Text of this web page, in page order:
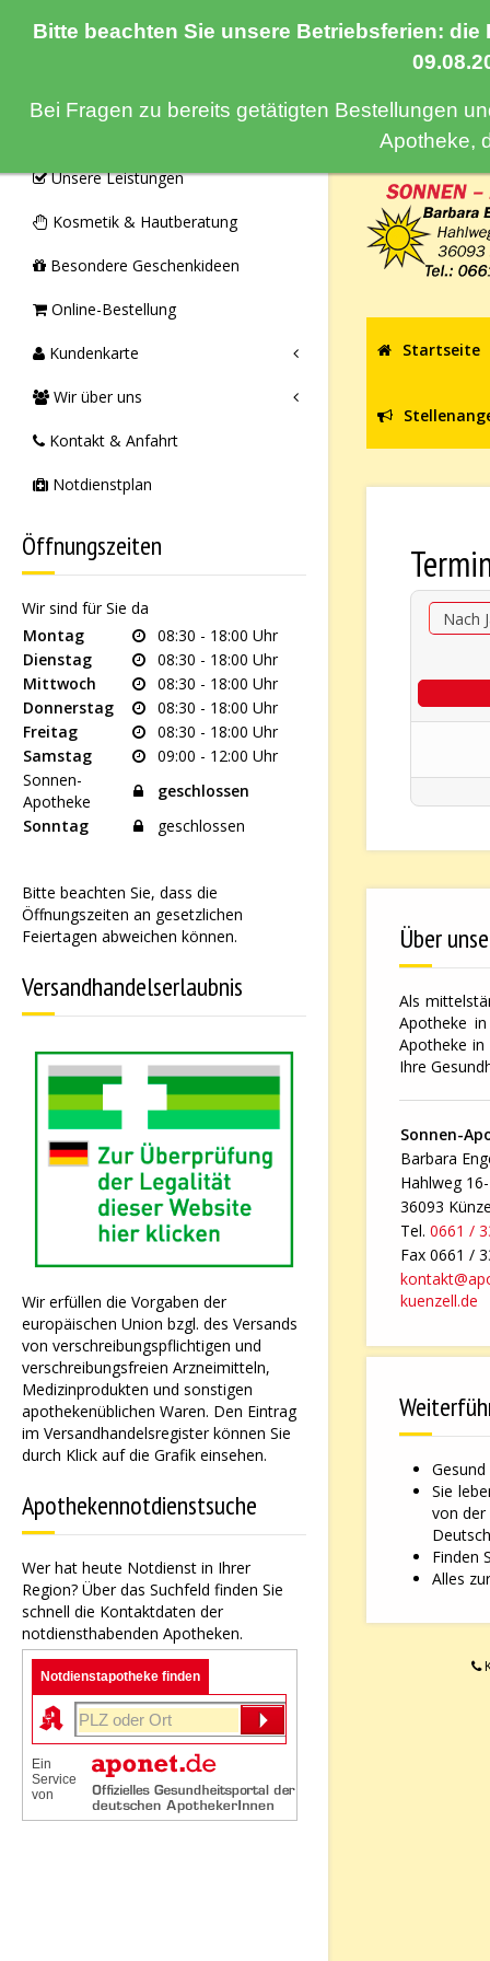
Bitte beachten Sie unsere Betriebsferien:
Bei Fragen zu bereits getätigten Bestellungen
Apotheke,
Unsere Leistungen
Kosmetik & Hautberatung
Besondere Geschenkideen
Online-Bestellung
Kundenkarte
Wir über uns
Kontakt & Anfahrt
Notdienstplan
Öffnungszeiten
Wir sind für Sie da
Montag
08:30 - 18:00 Uhr
Dienstag
08:30 - 18:00 Uhr
Mittwoch
08:30 - 18:00 Uhr
Donnerstag
08:30 - 18:00 Uhr
Freitag
08:30 - 18:00 Uhr
Samstag
09:00 - 12:00 Uhr
Sonnen-
Apotheke
geschlossen
Sonntag
geschlossen
Bitte beachten Sie, dass die
Öffnungszeiten an gesetzlichen
Feiertagen abweichen können.
Versandhandelserlaubnis
Wir erfüllen die Vorgaben der
europäischen Union bzgl. des Versands
von verschreibungspflichtigen und
verschreibungsfreien Arzneimitteln,
Medizinprodukten und sonstigen
apothekenüblichen Waren. Den Eintrag
im Versandhandelsregister können Sie
durch Klick auf die Grafik einsehen.
Apothekennotdienstsuche
Wer hat heute Notdienst in Ihrer
Region? Über das Suchfeld finden Sie
schnell die Kontaktdaten der
notdiensthabenden Apotheken.
Notdienstapotheke finden
Ein
Service
von
Startseite
Nach
Über
Als
Apotheke
Apotheke in
Ihre
Sonnen-
Barbara
Hahlweg
36093
Tel. 0661 /
Fax 0661 /
kuenzell.de
Sie
von der
Finden
Alles